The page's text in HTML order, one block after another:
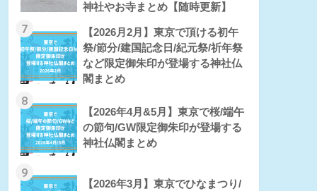
神社やお寺まとめ【随時更新】
7
【2026月2月】東京で頂ける初午
祭/節分/建国記念日/紀元祭/祈年祭
など限定御朱印が登場する神社仏
閣まとめ
8
【2026年4月&5月】東京で桜/端午
の節句/GW限定御朱印が登場する
神社仏閣まとめ
9
【2026年3月】東京でひなまつり/